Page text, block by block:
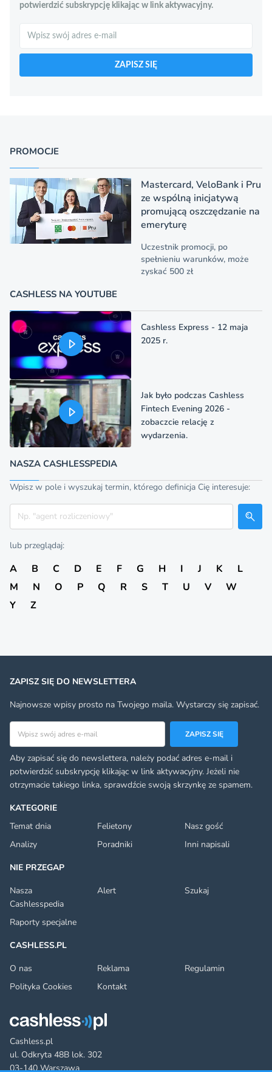
potwierdzić subskrypcję klikając w link aktywacyjny.
ZAPISZ SIĘ
PROMOCJE
Mastercard, VeloBank i Pru
ze wspólną inicjatywą
promującą oszczędzanie na
emeryturę
Uczestnik promocji, po
spełnieniu warunków, może
zyskać 500 zł
CASHLESS NA YOUTUBE
Cashless Express - 12 maja
2025 r.
Jak było podczas Cashless
Fintech Evening 2026 -
zobaczcie relację z
wydarzenia.
NASZA CASHLESSPEDIA
Wpisz w pole i wyszukaj termin, którego definicja Cię interesuje:
Szukaj
lub przeglądaj:
A B C D E F G H I J K
L
M
N O P Q R S T U V
W
Y
Z
Cashless.pl
ul. Odkryta 48B lok. 302
03-140 Warszawa
KATEGORIE
Temat dnia
Felietony
Nasz gość
Analizy
Poradniki
Inni napisali
NIE PRZEGAP
Nasza
Cashlesspedia
Alert Szukaj
Raporty specjalne
CASHLESS.PL
O nas
Reklama
Regulamin
Polityka Cookies
Kontakt
ZAPISZ SIĘ DO NEWSLETTERA
Najnowsze wpisy prosto na Twojego maila. Wystarczy się zapisać.
Adres email
ZAPISZ SIĘ
Aby zapisać się do newslettera, należy podać adres e-mail i
potwierdzić subskrypcję klikając w link aktywacyjny. Jeżeli nie
otrzymacie takiego linka, sprawdźcie swoją skrzynkę ze spamem.